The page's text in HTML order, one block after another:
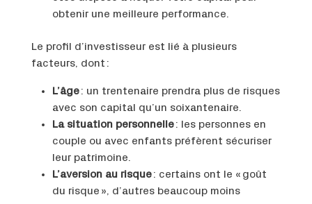
obtenir une meilleure performance.
Le profil d’investisseur est lié à plusieurs
facteurs, dont :
L’âge: un trentenaire prendra plus de risques
avec son capital qu’un soixantenaire.
La situation personnelle: les personnes en
couple ou avec enfants préfèrent sécuriser
leur patrimoine.
L’aversion au risque: certains ont le « goût
du risque », d’autres beaucoup moins